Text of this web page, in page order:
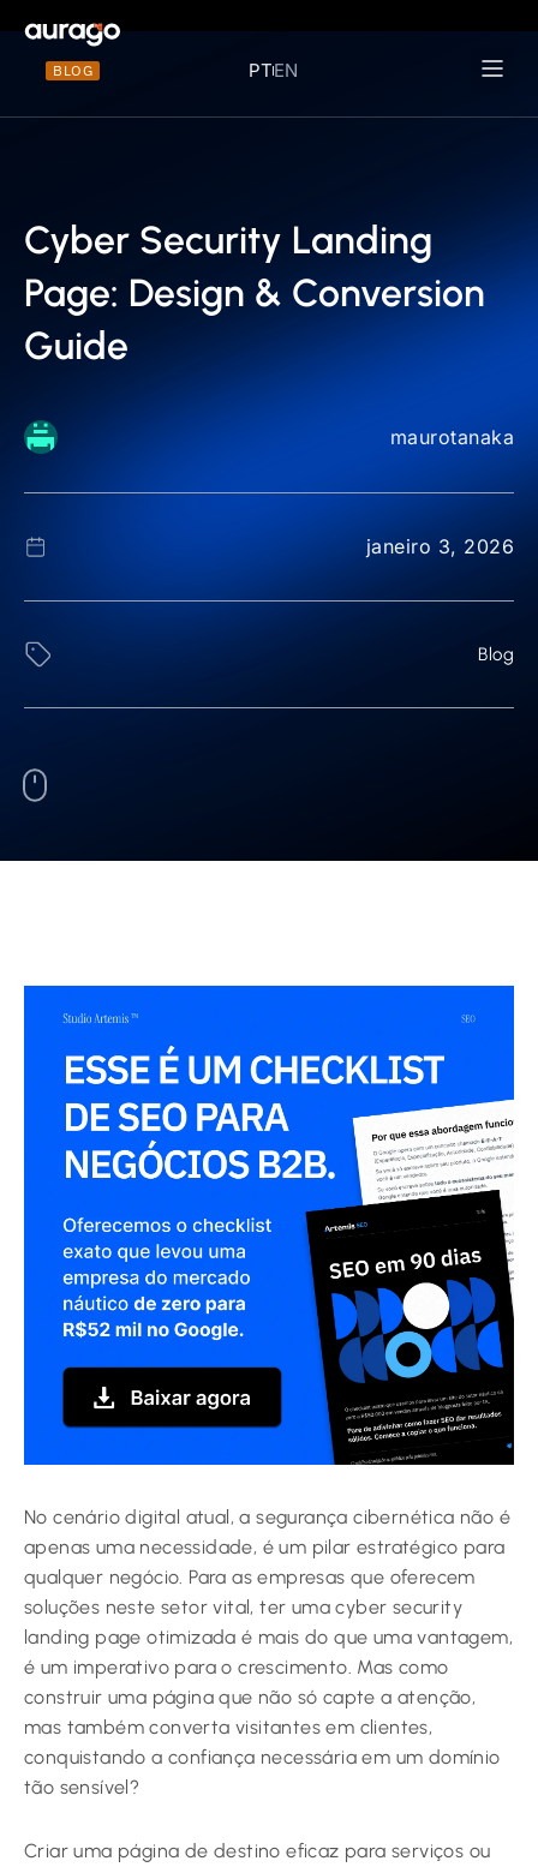
BLOG PTEN
Cyber Security Landing
Page: Design & Conversion
Guide
maurotanaka
janeiro 3, 2026
Blog
No cenário digital atual, a segurança cibernética não é
apenas uma necessidade, é um pilar estratégico para
qualquer negócio. Para as empresas que oferecem
soluções neste setor vital, ter uma cyber security
landing page otimizada é mais do que uma vantagem,
é um imperativo para o crescimento. Mas como
construir uma página que não só capte a atenção,
mas também converta visitantes em clientes,
conquistando a confiança necessária em um domínio
tão sensível?
Criar uma página de destino eficaz para serviços ou